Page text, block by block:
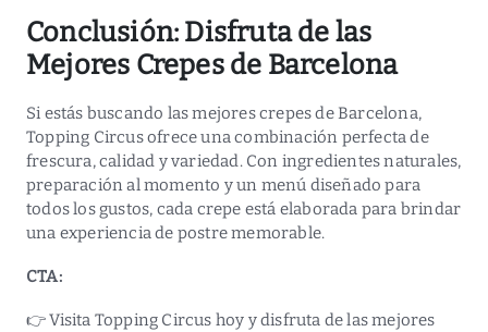
Conclusión: Disfruta de las
Mejores Crepes de Barcelona
Si estás buscando las mejores crepes de Barcelona,
Topping Circus ofrece una combinación perfecta de
frescura, calidad y variedad. Con ingredientes naturales,
preparación al momento y un menú diseñado para
todos los gustos, cada crepe está elaborada para brindar
una experiencia de postre memorable.
CTA:
👉 Visita Topping Circus hoy y disfruta delas mejores